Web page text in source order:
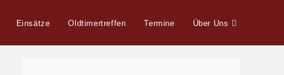
Einsätze Oldtimertreffen Termine Über Uns